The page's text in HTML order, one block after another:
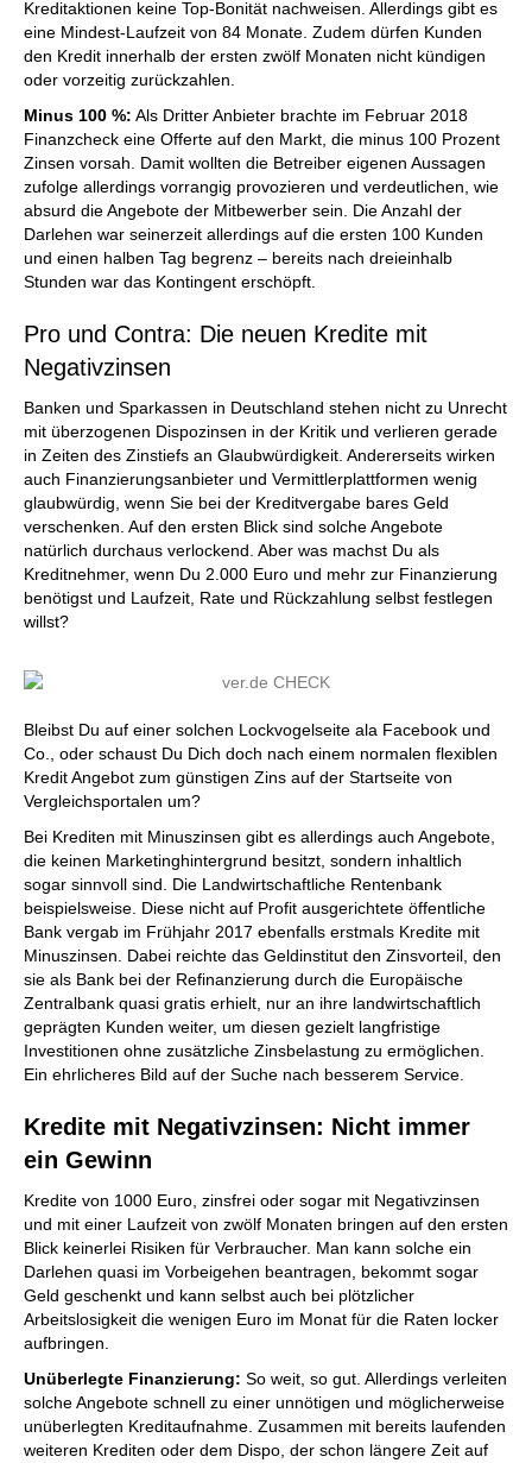
Kreditaktionen keine Top-Bonität nachweisen. Allerdings gibt es
eine Mindest-Laufzeit von 84 Monate. Zudem dürfen Kunden
den Kredit innerhalb der ersten zwölf Monaten nicht kündigen
oder vorzeitig zurückzahlen.
Minus 100 %: Als Dritter Anbieter brachte im Februar 2018
Finanzcheck eine Offerte auf den Markt, die minus 100 Prozent
Zinsen vorsah. Damit wollten die Betreiber eigenen Aussagen
zufolge allerdings vorrangig provozieren und verdeutlichen, wie
absurd die Angebote der Mitbewerber sein. Die Anzahl der
Darlehen war seinerzeit allerdings auf die ersten 100 Kunden
und einen halben Tag begrenz – bereits nach dreieinhalb
Stunden war das Kontingent erschöpft.
Pro und Contra: Die neuen Kredite mit
Negativzinsen
Banken und Sparkassen in Deutschland stehen nicht zu Unrecht
mit überzogenen Dispozinsen in der Kritik und verlieren gerade
in Zeiten des Zinstiefs an Glaubwürdigkeit. Andererseits wirken
auch Finanzierungsanbieter und Vermittlerplattformen wenig
glaubwürdig, wenn Sie bei der Kreditvergabe bares Geld
verschenken. Auf den ersten Blick sind solche Angebote
natürlich durchaus verlockend. Aber was machst Du als
Kreditnehmer, wenn Du 2.000 Euro und mehr zur Finanzierung
benötigst und Laufzeit, Rate und Rückzahlung selbst festlegen
willst?
Bleibst Du auf einer solchen Lockvogelseite ala Facebook und
Co., oder schaust Du Dich doch nach einem normalen flexiblen
Kredit Angebot zum günstigen Zins auf der Startseite von
Vergleichsportalen um?
Bei Krediten mit Minuszinsen gibt es allerdings auch Angebote,
die keinen Marketinghintergrund besitzt, sondern inhaltlich
sogar sinnvoll sind. Die Landwirtschaftliche Rentenbank
beispielsweise. Diese nicht auf Profit ausgerichtete öffentliche
Bank vergab im Frühjahr 2017 ebenfalls erstmals Kredite mit
Minuszinsen. Dabei reichte das Geldinstitut den Zinsvorteil, den
sie als Bank bei der Refinanzierung durch die Europäische
Zentralbank quasi gratis erhielt, nur an ihre landwirtschaftlich
geprägten Kunden weiter, um diesen gezielt langfristige
Investitionen ohne zusätzliche Zinsbelastung zu ermöglichen.
Ein ehrlicheres Bild auf der Suche nach besserem Service.
Kredite mit Negativzinsen: Nicht immer
ein Gewinn
Kredite von 1000 Euro, zinsfrei oder sogar mit Negativzinsen
und mit einer Laufzeit von zwölf Monaten bringen auf den ersten
Blick keinerlei Risiken für Verbraucher. Man kann solche ein
Darlehen quasi im Vorbeigehen beantragen, bekommt sogar
Geld geschenkt und kann selbst auch bei plötzlicher
Arbeitslosigkeit die wenigen Euro im Monat für die Raten locker
aufbringen.
Unüberlegte Finanzierung: So weit, so gut. Allerdings verleiten
solche Angebote schnell zu einer unnötigen und möglicherweise
unüberlegten Kreditaufnahme. Zusammen mit bereits laufenden
weiteren Krediten oder dem Dispo, der schon längere Zeit auf